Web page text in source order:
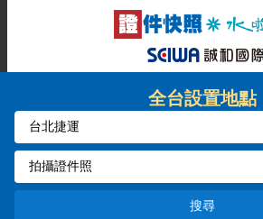
全台設置地點
搜尋